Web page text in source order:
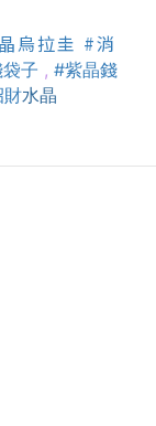
烏拉圭 #消
子 , #紫晶錢
財水晶